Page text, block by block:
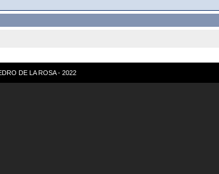
DE LA ROSA - 2022